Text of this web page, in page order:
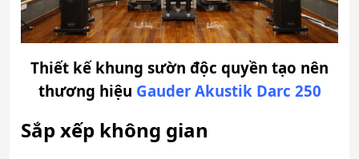
Thiết kế khung sườn độc quyền tạo nên
thương hiệu Gauder Akustik Darc 250
Sắp xếp không gian